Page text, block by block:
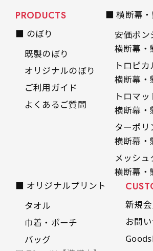
PRODUCTS
■ のぼり
既製のぼり
オリジナルのぼり
ご利用ガイド
よくあるご質問
■ 横断幕・
安価ポン
横断幕・
トロピカ
横断幕・
トロマッ
横断幕・
ターポリ
横断幕・
メッシュ
横断幕・
■ オリジナルプリント
タオル
巾着・ポーチ
バッグ
新規
お問